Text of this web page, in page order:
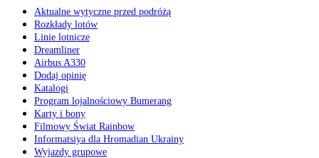
Aktualne wytyczne przed podróżą
Rozkłady lotów
Linie lotnicze
Dreamliner
Airbus A330
Dodaj opinię
Katalogi
Program lojalnościowy Bumerang
Karty i bony
Filmowy Świat Rainbow
Informatsiya dla Hromadian Ukrainy
Wyjazdy grupowe